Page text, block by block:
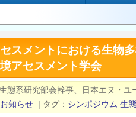
スメントにおける生物
アセスメント学会
態系研究部会幹事、日本エヌ・ユ
お知らせ | タグ シンポジウム 生